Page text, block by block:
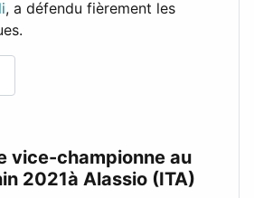
, a défendu fièrement les
vice-championne au
2021à Alassio (ITA)